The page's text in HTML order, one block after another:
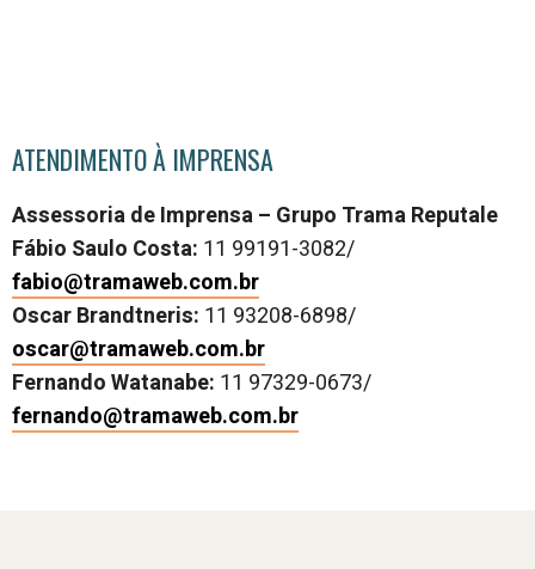
ATENDIMENTO À IMPRENSA
Assessoria de Imprensa – Grupo Trama Reputale
Fábio Saulo Costa: 11 99191-3082/
fabio@tramaweb.com.br
Oscar Brandtneris: 11 93208-6898/
oscar@tramaweb.com.br
Fernando Watanabe: 11 97329-0673/
fernando@tramaweb.com.br